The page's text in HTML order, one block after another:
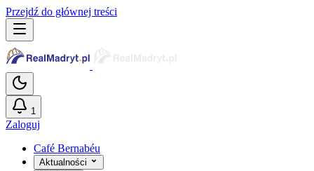
Przejdź do głównej treści
1
Zaloguj
Café Bernabéu
Aktualności